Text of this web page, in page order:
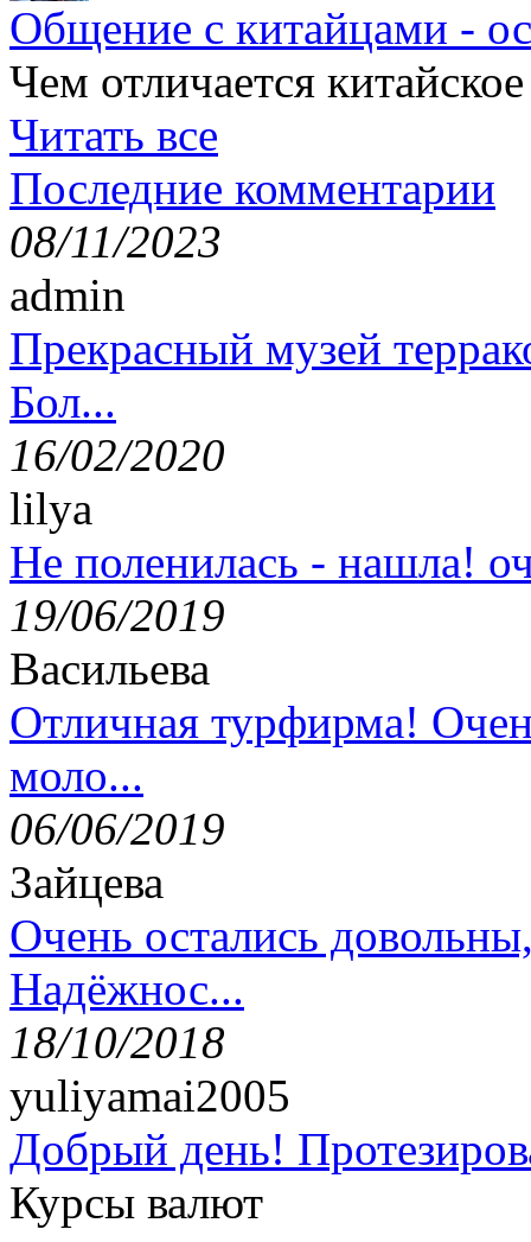
Общение с китайцами -
Чем отличается
Читать все
Последние комментарии
08/11/2023
admin
Прекрасный музей
Бол...
16/02/2020
lilya
Не поленилась - нашла!
19/06/2019
Васильева
Отличная турфирма!
моло...
06/06/2019
Зайцева
Очень остались
Надёжнос...
18/10/2018
yuliyamai2005
Добрый день!
Курсы валют